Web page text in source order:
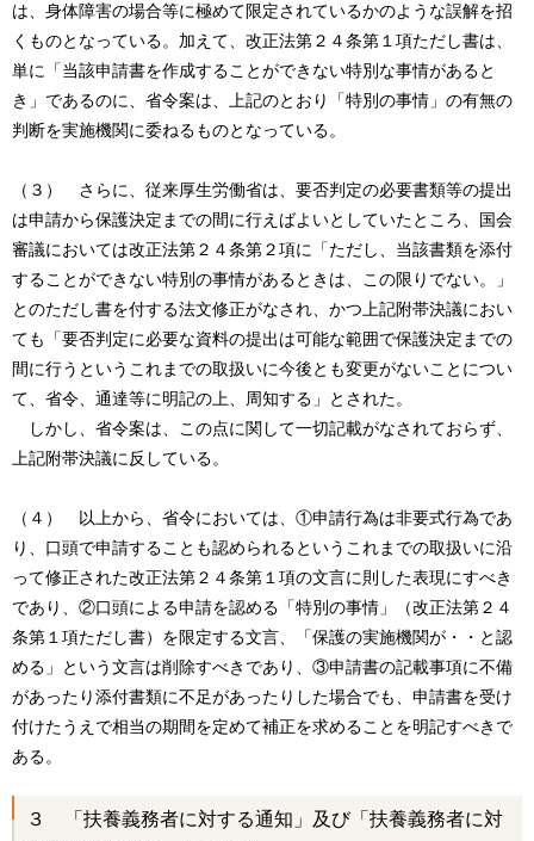
は、身体障害の場合等に極めて限定されているかのような誤解を招
くものとなっている。加えて、改正法第２４条第１項ただし書は、
単に「当該申請書を作成することができない特別な事情があると
き」であるのに、省令案は、上記のとおり「特別の事情」の有無の
判断を実施機関に委ねるものとなっている。
（３） さらに、従来厚生労働省は、要否判定の必要書類等の提出
は申請から保護決定までの間に行えばよいとしていたところ、国会
審議においては改正法第２４条第２項に「ただし、当該書類を添付
することができない特別の事情があるときは、この限りでない。」
とのただし書を付する法文修正がなされ、かつ上記附帯決議におい
ても「要否判定に必要な資料の提出は可能な範囲で保護決定までの
間に行うというこれまでの取扱いに今後とも変更がないことについ
て、省令、通達等に明記の上、周知する」とされた。
しかし、省令案は、この点に関して一切記載がなされておらず、
上記附帯決議に反している。
（４） 以上から、省令においては、①申請行為は非要式行為であ
り、口頭で申請することも認められるというこれまでの取扱いに沿
って修正された改正法第２４条第１項の文言に則した表現にすべき
であり、②口頭による申請を認める「特別の事情」（改正法第２４
条第１項ただし書）を限定する文言、「保護の実施機関が・・と認
める」という文言は削除すべきであり、③申請書の記載事項に不備
があったり添付書類に不足があったりした場合でも、申請書を受け
付けたうえで相当の期間を定めて補正を求めることを明記すべきで
ある。
３ 「扶養義務者に対する通知」及び「扶養義務者に対